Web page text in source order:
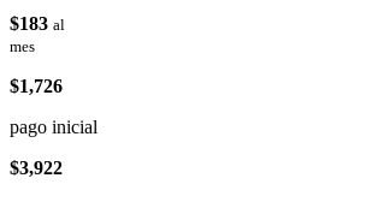
$183 al
mes
$1,726
pago inicial
$3,922